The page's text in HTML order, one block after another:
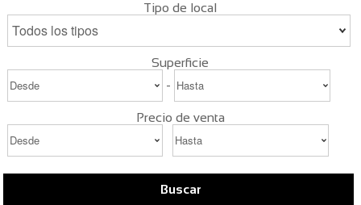
Tipo de local
Superficie
-
Precio de venta
Buscar